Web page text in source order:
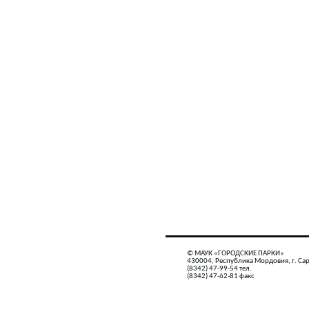
© МАУК «ГОРОДСКИЕ ПАРКИ»
430004, Республика Мордовия, г.
(8342) 47-99-54 тел.
(8342) 47-62-81 факс